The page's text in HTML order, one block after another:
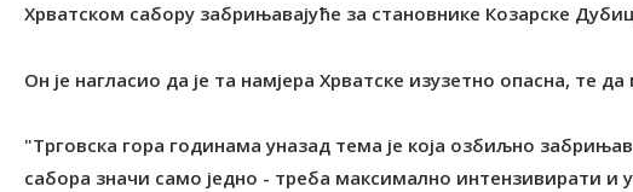
Хрватском сабору забрињавајуће за становнике Козарске
Он је нагласио да је та намјера Хрватске изузетно опасна, те
"Tрговска гора годинама уназад тема је која озбиљно
сабора значи само једно - треба максимално интензивирати и